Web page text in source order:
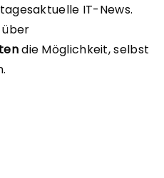
IT-News.
die Möglichkeit, selbst